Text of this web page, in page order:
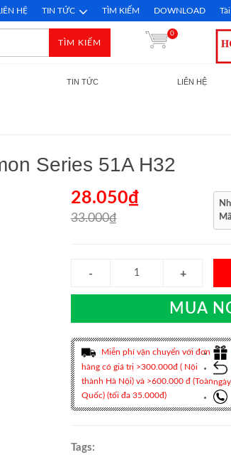
HỆ TIN TỨC TÌM KIẾM DOWNLOAD
TÌM KIẾM
0
TIN TỨC LIÊN HỆ
Series 51A H32
28.050₫
33.000₫
MUA
Miễn phí vận chuyển với đơn
hàng có giá trị >300.000đ ( Nội
thành Hà Nội) và >600.000 đ (Toàn
Quốc) (tối đa 35.000đ)
ngày
Tags: